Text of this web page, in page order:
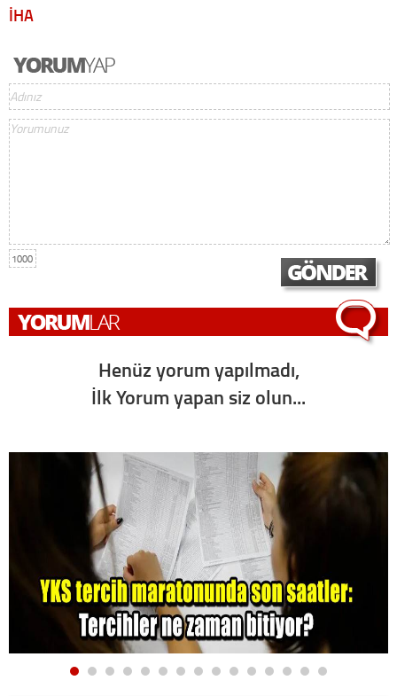
İHA
1000
Henüz yorum yapılmadı,
İlk Yorum yapan siz olun...